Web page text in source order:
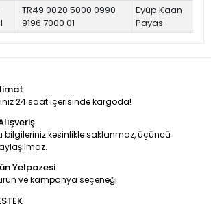
TR49 0020 5000 0990
9196 7000 01
Eyüp Kaan
Payas
24 saat içerisinde kargoda!
bilgileriniz kesinlikle saklanmaz, üçüncü
Yelpazesi
ve kampanya seçeneği